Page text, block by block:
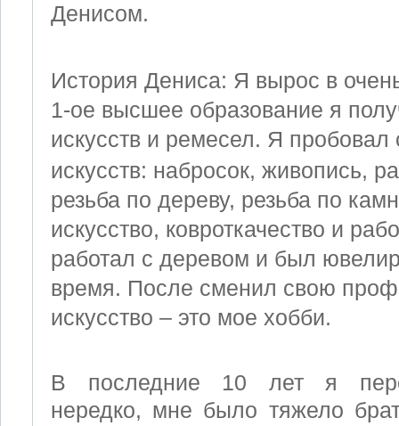
Денисом.
История Дениса: Я вырос в
1-ое высшее образование я
искусств и ремесел. Я пробовал
искусств: набросок, живопись,
резьба по дереву, резьба по
искусство, ковроткачество и
работал с деревом и был
время. После сменил свою
искусство – это мое хобби.
В последние 10 лет я
нередко, мне было тяжело